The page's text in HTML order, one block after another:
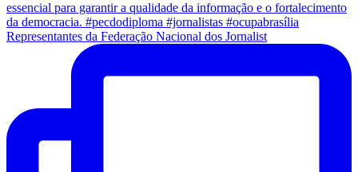
Representantes da Federação Nacional dos Jornalist